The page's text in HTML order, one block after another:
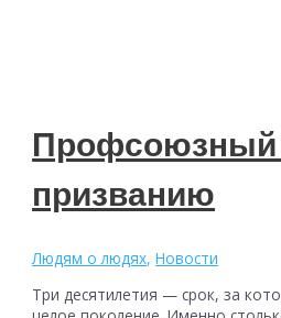
Профсоюзный
призванию
Людям о людях,Новости
Три десятилетия — срок, за